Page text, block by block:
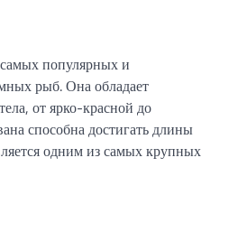
популярных и
рыб. Она обладает
от ярко-красной до
способна достигать длины
одним из самых крупных